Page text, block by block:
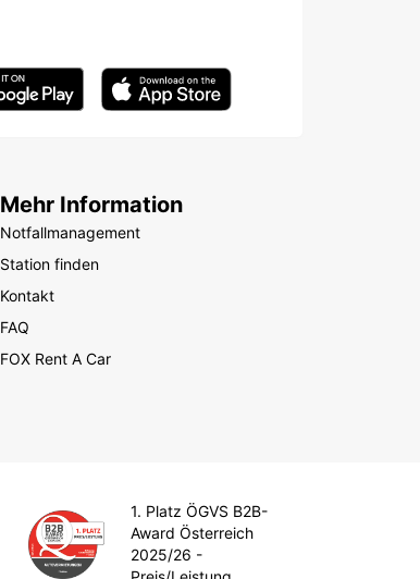
Mehr Information
Notfallmanagement
Station finden
Kontakt
FAQ
FOX Rent A Car
1. Platz ÖGVS B2B-
Award Österreich
2025/26 -